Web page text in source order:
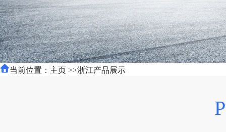
当前位置： 主页 >>浙江产品展示